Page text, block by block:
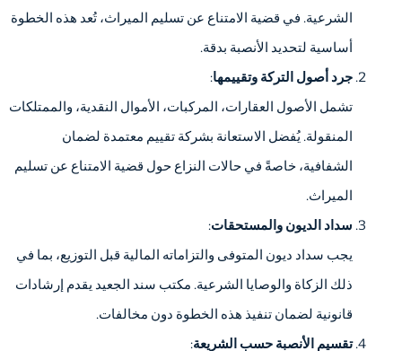
الشرعية. في قضية الامتناع عن تسليم الميراث، تُعد هذه الخطوة
أساسية لتحديد الأنصبة بدقة.
جرد أصول التركة وتقييمها:
تشمل الأصول العقارات، المركبات، الأموال النقدية، والممتلكات
المنقولة. يُفضل الاستعانة بشركة تقييم معتمدة لضمان
الشفافية، خاصةً في حالات النزاع حول قضية الامتناع عن تسليم
الميراث.
سداد الديون والمستحقات:
يجب سداد ديون المتوفى والتزاماته المالية قبل التوزيع، بما في
ذلك الزكاة والوصايا الشرعية. مكتب سند الجعيد يقدم إرشادات
قانونية لضمان تنفيذ هذه الخطوة دون مخالفات.
تقسيم الأنصبة حسب الشريعة: